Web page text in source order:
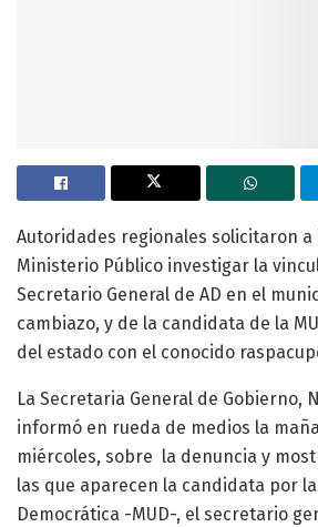
Autoridades regionales solicitaron a
Ministerio Público investigar la
Secretario General de AD en el
cambiazo, y de la candidata de la
del estado con el conocido
La Secretaria General de Gobierno,
informó en rueda de medios la
miércoles, sobre la denuncia y
las que aparecen la candidata por
Democrática -MUD-, el secretario